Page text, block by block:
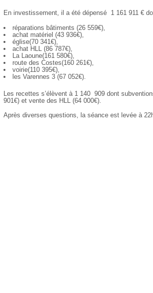
En investissement, il a été dépensé 1 161 911 €
réparations bâtiments (26 559€),
achat matériel (43 936€),
église(70 341€),
achat HLL (86 787€),
La Laoune(161 580€),
route des Costes(160 261€),
voirie(110 395€),
les Varennes 3 (67 052€).
Les recettes s’élèvent à 1 140 909 dont
901€) et vente des HLL (64 000€).
Après diverses questions, la séance est levée à